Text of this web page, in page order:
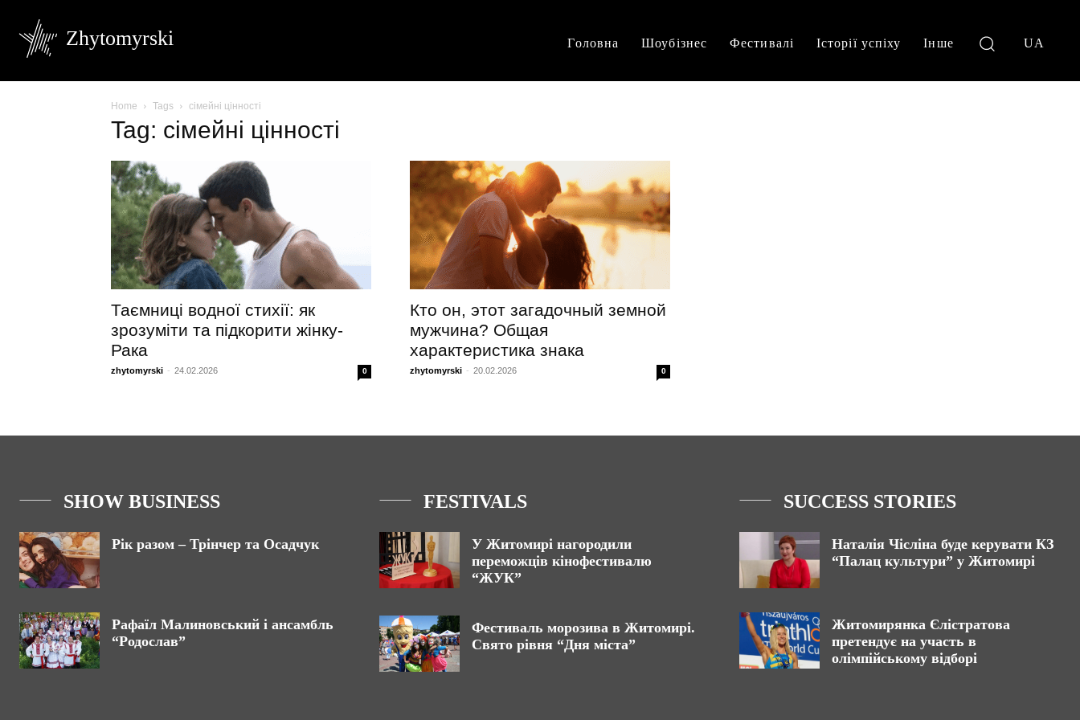
Zhytomyrski Головна Шоубізнес Фестивалі Історії успіху Інше UA
Home Tags сімейні цінності
Tag: сімейні цінності
Таємниці водної стихії: як
зрозуміти та підкорити жінку-
Рака
zhytomyrski - 24.02.2026 0
Кто он, этот загадочный земной
мужчина? Общая
характеристика знака
zhytomyrski - 20.02.2026 0
SHOW BUSINESS
Рік разом – Трінчер та Осадчук
Рафаїл Малиновський і ансамбль
“Родослав”
FESTIVALS
У Житомирі нагородили
переможців кінофестивалю
“ЖУК”
Фестиваль морозива в Житомирі.
Свято рівня “Дня міста”
SUCCESS STORIES
Наталія Чісліна буде керувати КЗ
“Палац культури” у Житомирі
Житомирянка Єлістратова
претендує на участь в
олімпійському відборі